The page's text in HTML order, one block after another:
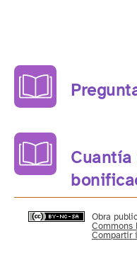
Cuantía
Obra
Commons
Compartir